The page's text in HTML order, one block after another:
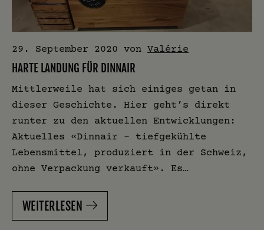
29. September 2020 von Valérie
HARTE LANDUNG FÜR DINNAIR
Mittlerweile hat sich einiges getan in
dieser Geschichte. Hier geht’s direkt
runter zu den aktuellen Entwicklungen:
Aktuelles «Dinnair – tiefgekühlte
Lebensmittel, produziert in der Schweiz,
ohne Verpackung verkauft». Es…
WEITERLESEN